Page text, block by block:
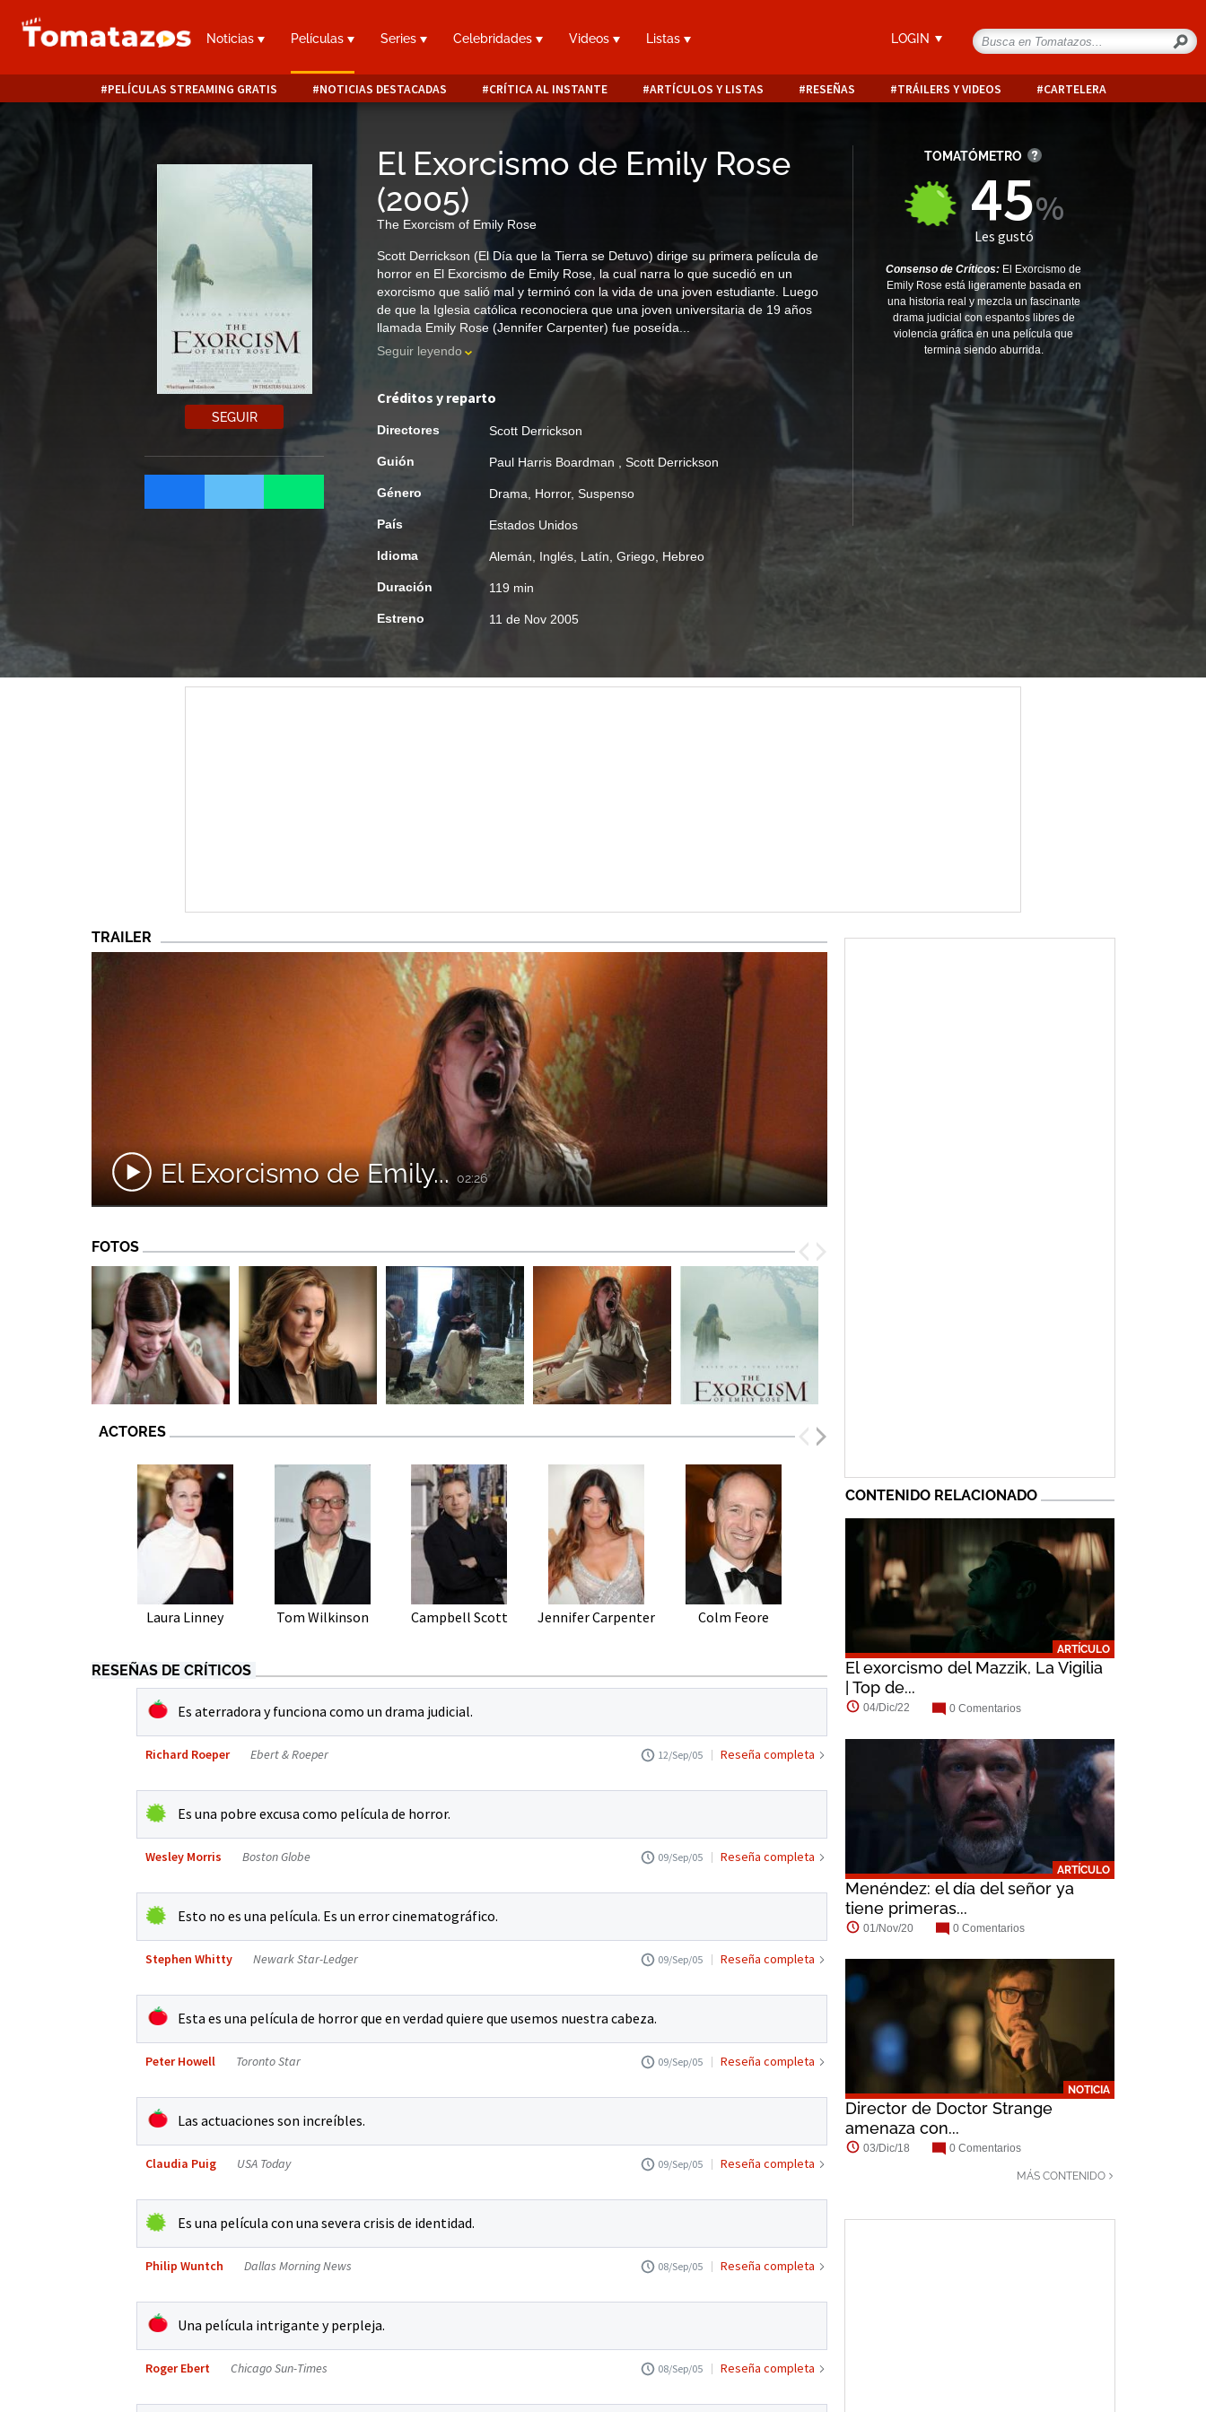
Noticias Películas Series Celebridades Videos Listas LOGIN
PELÍCULAS STREAMING GRATIS NOTICIAS DESTACADAS CRÍTICA AL INSTANTE ARTÍCULOS Y LISTAS RESEÑAS TRÁILERS Y VIDEOS CARTELERA
SEGUIR
El Exorcismo de Emily Rose
(2005)
The Exorcism of Emily Rose
Scott Derrickson (El Día que la Tierra se Detuvo) dirige su primera película de
horror en El Exorcismo de Emily Rose, la cual narra lo que sucedió en un
exorcismo que salió mal y terminó con la vida de una joven estudiante. Luego
de que la Iglesia católica reconociera que una joven universitaria de 19 años
llamada Emily Rose (Jennifer Carpenter) fue poseída...
Seguir leyendo
Créditos y reparto
Directores Scott Derrickson
Guión Paul Harris Boardman Scott Derrickson
Género Drama Horror, Suspenso
País Estados Unidos
Idioma Alemán, Inglés, Latín, Griego, Hebreo
Duración 119 min
Estreno 11 de Nov 2005
TOMATÓMETRO
45
Les gustó
Consenso de Críticos: El Exorcismo de
Emily Rose está ligeramente basada en
una historia real y mezcla un fascinante
drama judicial con espantos libres de
violencia gráfica en una película que
termina siendo aburrida.
TRAILER
El Exorcismo de Emily... 02:26
FOTOS
ACTORES
Laura Linney Tom Wilkinson Campbell Scott Jennifer Carpenter Colm Feore Kenneth Welsh Mary Beth Hurt
RESEÑAS DE CRÍTICOS
Es aterradora y funciona como un drama judicial.
Richard Roeper Ebert & Roeper 12/Sep/05 Reseña completa
Es una pobre excusa como película de horror.
Wesley Morris Boston Globe 09/Sep/05 Reseña completa
Esto no es una película. Es un error cinematográfico.
Stephen Whitty Newark Star-Ledger 09/Sep/05 Reseña completa
Esta es una película de horror que en verdad quiere que usemos nuestra cabeza.
Peter Howell Toronto Star 09/Sep/05 Reseña completa
Las actuaciones son increíbles.
Claudia Puig USA Today 09/Sep/05 Reseña completa
Es una película con una severa crisis de identidad.
Philip Wuntch Dallas Morning News 08/Sep/05 Reseña completa
Una película intrigante y perpleja.
Roger Ebert Chicago Sun-Times 08/Sep/05 Reseña completa
CONTENIDO RELACIONADO
ARTÍCULO
El exorcismo del Mazzik, La Vigilia
| Top de...
04/Dic/22 0 Comentarios
ARTÍCULO
Menéndez: el día del señor ya
tiene primeras...
01/Nov/20 0 Comentarios
NOTICIA
Director de Doctor Strange
amenaza con...
03/Dic/18 0 Comentarios
MÁS CONTENIDO